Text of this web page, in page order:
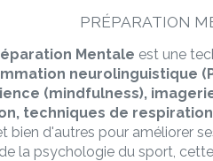
PRÉPARATION
Mentale est une
neurolinguistique
(mindfulness),
techniques de
bien d'autres pour améliorer
la psychologie du sport,